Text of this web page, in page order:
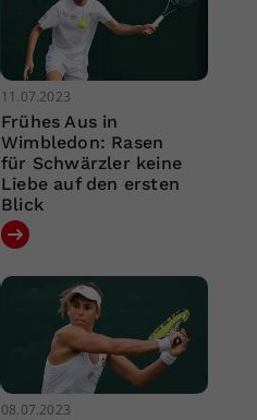
11.07.2023
Frühes Aus in
Wimbledon: Rasen
für Schwärzler keine
Liebe auf den ersten
Blick
08.07.2023